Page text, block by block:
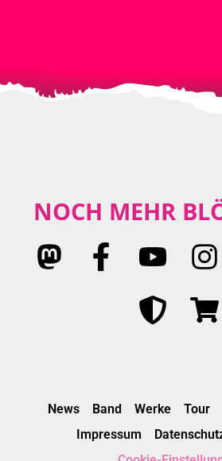
NOCH MEHR
News Band Werke Tour
Impressum